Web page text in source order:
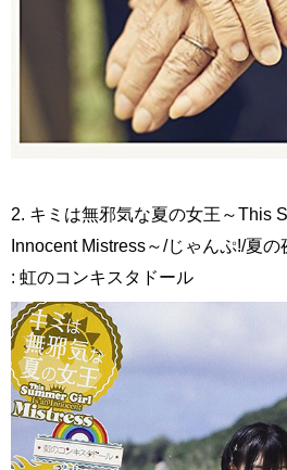
2. キミは無邪気な夏の女王～This
Innocent Mistress～/じゃんぷ!/夏の
: 虹のコンキスタドール